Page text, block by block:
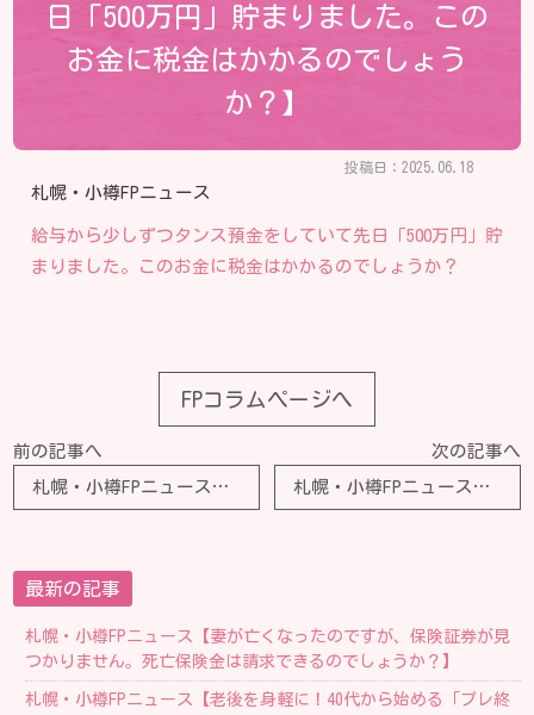
日「500万円」貯まりました。この
お金に税金はかかるのでしょう
か？】
投稿日：2025.06.18
札幌・小樽FPニュース
給与から少しずつタンス預金をしていて先日「500万円」貯
まりました。このお金に税金はかかるのでしょうか？
FPコラムページへ
前の記事へ
札幌・小樽FPニュース【ママ友の家はボーナスが入るたびに「固定費を見直しする」そうです。ボーナス時期に見直すとよい「固定費」って一体何ですか？】
次の記事へ
札幌・小樽FPニュース【息子が「社会人1年目は貯金ができなかった」と言っています。20代前半の人はどのくらい貯めているのでしょうか？】
最新の記事
札幌・小樽FPニュース【妻が亡くなったのですが、保険証券が見
つかりません。死亡保険金は請求できるのでしょうか？】
札幌・小樽FPニュース【老後を身軽に！40代から始める「プレ終